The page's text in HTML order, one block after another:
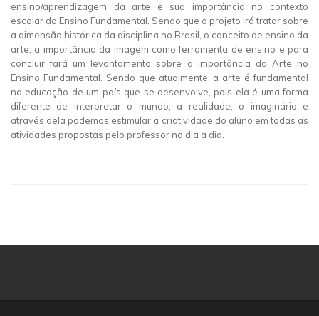
ensino/aprendizagem da arte e sua importância no contexto
escolar do Ensino Fundamental. Sendo que o projeto irá tratar sobre
a dimensão histórica da disciplina no Brasil, o conceito de ensino da
arte, a importância da imagem como ferramenta de ensino e para
concluir fará um levantamento sobre a importância da Arte no
Ensino Fundamental. Sendo que atualmente, a arte é fundamental
na educação de um país que se desenvolve, pois ela é uma forma
diferente de interpretar o mundo, a realidade, o imaginário e
através dela podemos estimular a criatividade do aluno em todas as
atividades propostas pelo professor no dia a dia.